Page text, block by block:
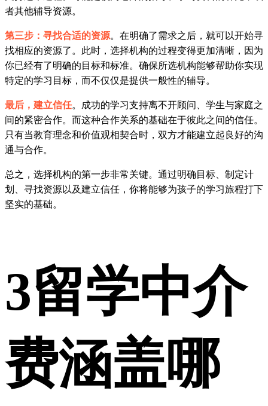
者其他辅导资源。
第三步：寻找合适的资源。在明确了需求之后，就可以开始寻
找相应的资源了。此时，选择机构的过程变得更加清晰，因为
你已经有了明确的目标和标准。确保所选机构能够帮助你实现
特定的学习目标，而不仅仅是提供一般性的辅导。
最后，建立信任。成功的学习支持离不开顾问、学生与家庭之
间的紧密合作。而这种合作关系的基础在于彼此之间的信任。
只有当教育理念和价值观相契合时，双方才能建立起良好的沟
通与合作。
总之，选择机构的第一步非常关键。通过明确目标、制定计
划、寻找资源以及建立信任，你将能够为孩子的学习旅程打下
坚实的基础。
3留学中介
费涵盖哪